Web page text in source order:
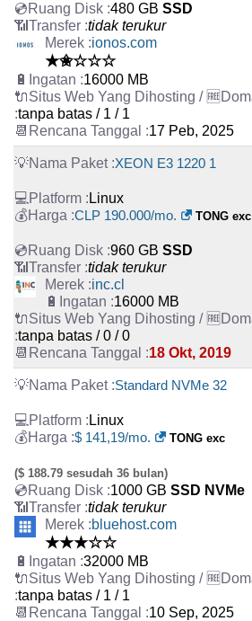
480 GB SSD
tidak terukur
ionos.com
★✬☆☆☆
16000 MB
tanpa batas / 1 / 1
17 Peb, 2025
XEON E3 1220 1
Linux
CLP 190.000/mo.
TONG exc
960 GB SSD
tidak terukur
inc.cl
16000 MB
tanpa batas / 0 / 0
18 Okt, 2019
Standard NVMe 32
Linux
$ 141,19/mo.
TONG exc
($ 188.79 sesudah 36 bulan)
1000 GB SSD NVMe
tidak terukur
bluehost.com
★★★☆☆
32000 MB
tanpa batas / 1 / 1
10 Sep, 2025